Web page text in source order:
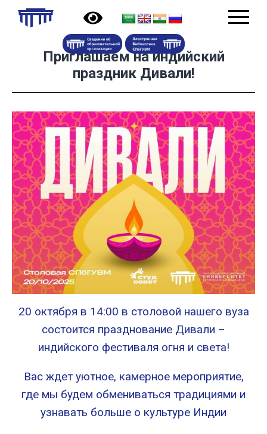
Приглашаем на индийский
праздник Дивали!
20 октября в 14:00 в столовой нашего вуза
состоится празднование Дивали –
индийского фестиваля огня и света!
Вас ждет уютное, камерное мероприятие,
где мы будем обмениваться традициями и
узнавать больше о культуре Индии